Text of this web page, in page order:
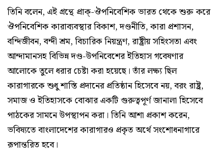
তিনি বলেন, এই গ্রন্থে প্রাক্-ঔপনিবেশিক ভারত থেকে শুরু করে
ঔপনিবেশিক কারাব্যবস্থার বিকাশ, দণ্ডনীতি, কারা প্রশাসন,
বন্দিজীবন, বন্দী শ্রম, বিচারিক নিয়ন্ত্রণ, রাষ্ট্রীয় সহিংসতা এবং
আন্দামানসহ বিভিন্ন দণ্ড-উপনিবেশের ইতিহাস গবেষণার
আলোকে তুলে ধরার চেষ্টা করা হয়েছে। তাঁর লক্ষ্য ছিল
কারাগারকে শুধু শাস্তি প্রদানের প্রতিষ্ঠান হিসেবে নয়, বরং রাষ্ট্র,
সমাজ ও ইতিহাসকে বোঝার একটি গুরুত্বপূর্ণ জানালা হিসেবে
পাঠকের সামনে উপস্থাপন করা। তিনি আশা প্রকাশ করেন,
ভবিষ্যতে বাংলাদেশের কারাগারও প্রকৃত অর্থে সংশোধনাগারে
রূপান্তরিত হবে।